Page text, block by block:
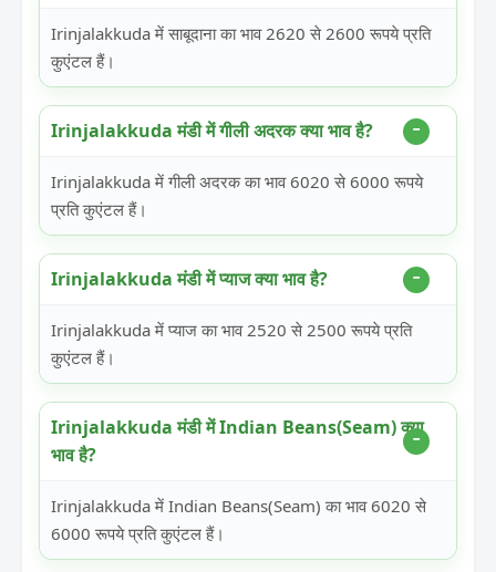
Irinjalakkuda में साबूदाना का भाव 2620 से 2600 रूपये प्रति
कुएंटल हैं।
Irinjalakkuda मंडी में गीली अदरक क्या भाव है?
Irinjalakkuda में गीली अदरक का भाव 6020 से 6000 रूपये
प्रति कुएंटल हैं।
Irinjalakkuda मंडी में प्याज क्या भाव है?
Irinjalakkuda में प्याज का भाव 2520 से 2500 रूपये प्रति
कुएंटल हैं।
Irinjalakkuda मंडी में Indian Beans(Seam) क्या
भाव है?
Irinjalakkuda में Indian Beans(Seam) का भाव 6020 से
6000 रूपये प्रति कुएंटल हैं।